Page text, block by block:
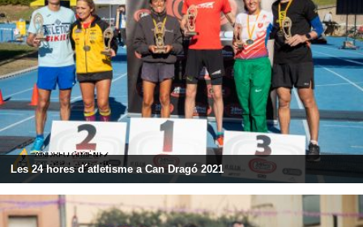
Les 24 hores d´atletisme a Can Dragó 2021